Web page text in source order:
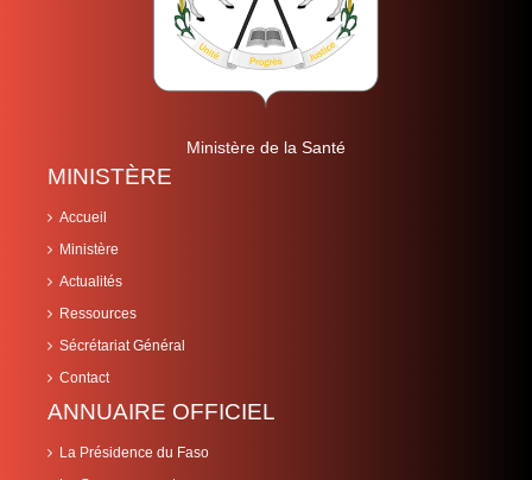
Ministère de la Santé
MINISTÈRE
Accueil
Ministère
Actualités
Ressources
Sécrétariat Général
Contact
ANNUAIRE OFFICIEL
La Présidence du Faso